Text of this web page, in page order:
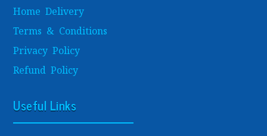
Home Delivery
Terms & Conditions
Privacy Policy
Refund Policy
Useful Links